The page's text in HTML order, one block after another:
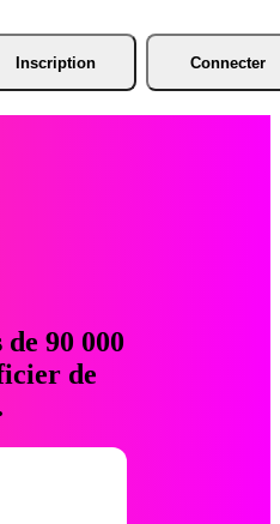
Inscription Connecter
90 000
de